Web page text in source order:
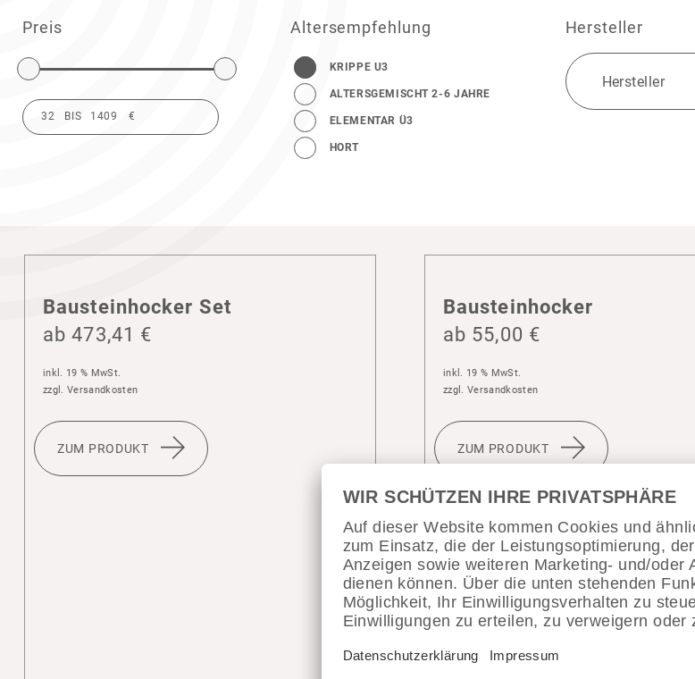
Preis Altersempfehlung
KRIPPE U3
ALTERSGEMISCHT 2-6 JAHRE
ELEMENTAR Ü3
HORT
Hersteller
Baustein­ho­cker Set
ab473,41 €
inkl. 19 % MwSt.
zzgl. Versandkosten
ZUM PRODUKT
Baustein­ho­cker
ab 55,00 €
inkl. 19 % MwSt.
zzgl. Versandkosten
ZUM PRODUKT